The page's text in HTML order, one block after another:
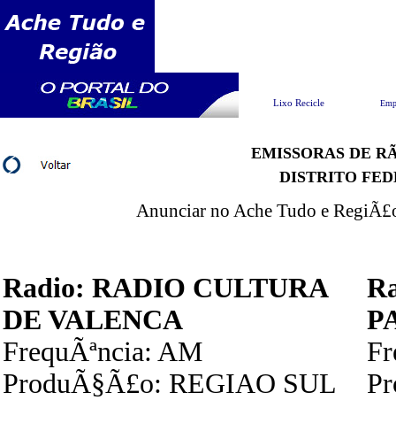
Lixo Recicle
EMISSORAS DE
DISTRITO
Anunciar no Ache Tudo e
Radio: RADIO CULTURA
DE VALENCA
FrequÃªncia: AM
ProduÃ§Ã£o: REGIAO SUL